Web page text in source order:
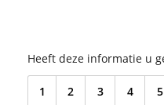
Heeft deze informatie u
1 2 3 4 5